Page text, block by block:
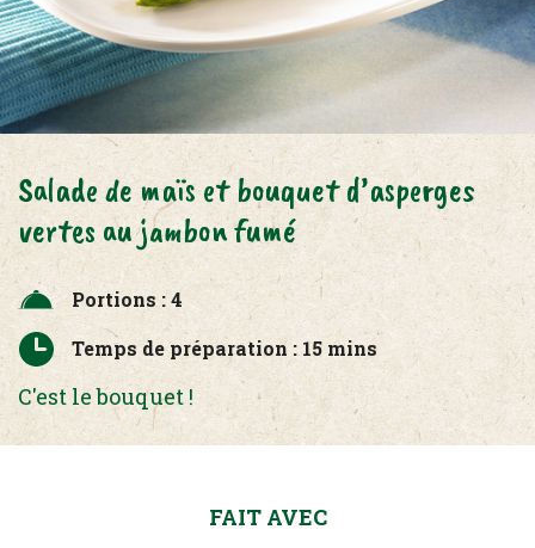
Salade de maïs et bouquet d’asperges
vertes au jambon fumé
Portions : 4
Temps de préparation : 15 mins
C'est le bouquet !
FAIT AVEC